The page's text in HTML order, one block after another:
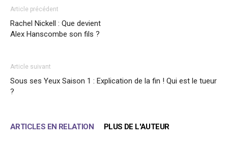
Article précédent
Rachel Nickell : Que devient
Alex Hanscombe son fils ?
Article suivant
Sous ses Yeux Saison 1 : Explication de la fin ! Qui est le tueur
?
ARTICLES EN RELATION PLUS DE L'AUTEUR